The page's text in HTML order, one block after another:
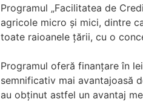
Programul „Facilitatea de
agricole micro și mici, dintre
toate raioanele țării, cu o
Programul oferă finanțare în
semnificativ mai avantajoasă
au obținut astfel un avantaj